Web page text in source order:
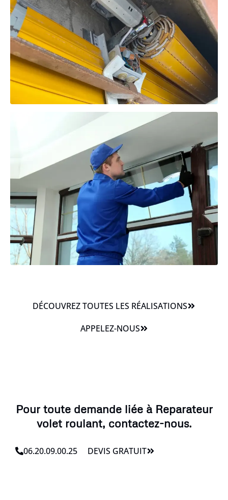
DÉCOUVREZ TOUTES LES RÉALISATIONS
APPELEZ-NOUS
Pour toute demande liée à Reparateur
volet roulant, contactez-nous.
06.20.09.00.25 DEVIS GRATUIT